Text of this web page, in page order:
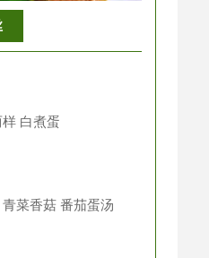
白煮蛋
菜香菇 番茄蛋汤